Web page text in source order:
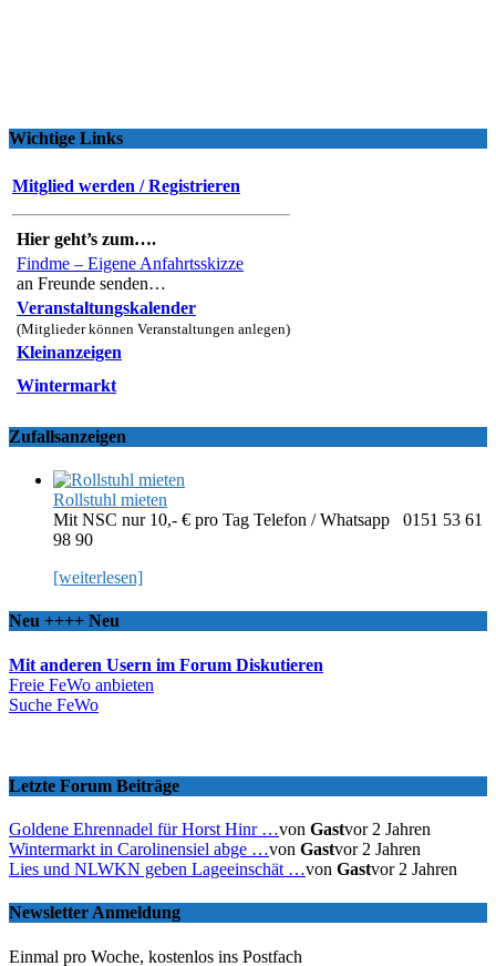
Wichtige Links
Mitglied werden / Registrieren
Hier geht’s zum….
Findme – Eigene Anfahrtsskizze
an Freunde senden…
Veranstaltungskalender
(Mitglieder können Veranstaltungen anlegen)
Kleinanzeigen
Wintermarkt
Zufallsanzeigen
Rollstuhl mieten
Mit NSC nur 10,- € pro Tag Telefon / Whatsapp 0151 53 61
98 90
[weiterlesen]
Neu ++++ Neu
Mit anderen Usern im Forum Diskutieren
Freie FeWo anbieten
Suche FeWo
Letzte Forum Beiträge
Goldene Ehrennadel für Horst Hinr …von Gastvor 2 Jahren
Wintermarkt in Carolinensiel abge …von Gastvor 2 Jahren
Lies und NLWKN geben Lageeinschät …von Gastvor 2 Jahren
Newsletter Anmeldung
Einmal pro Woche, kostenlos ins Postfach